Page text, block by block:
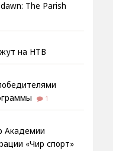
The Parish
на НТВ
1
Академии
«Чир спорт»